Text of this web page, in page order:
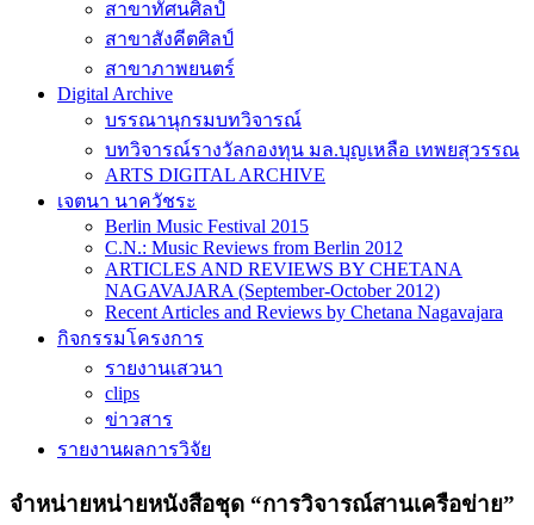
สาขาทัศนศิลป์
สาขาสังคีตศิลป์
สาขาภาพยนตร์
Digital Archive
บรรณานุกรมบทวิจารณ์
บทวิจารณ์รางวัลกองทุน มล.บุญเหลือ เทพยสุวรรณ
ARTS DIGITAL ARCHIVE
เจตนา นาควัชระ
Berlin Music Festival 2015
C.N.: Music Reviews from Berlin 2012
ARTICLES AND REVIEWS BY CHETANA
NAGAVAJARA (September-October 2012)
Recent Articles and Reviews by Chetana Nagavajara
กิจกรรมโครงการ
รายงานเสวนา
clips
ข่าวสาร
รายงานผลการวิจัย
จำหน่ายหน่ายหนังสือชุด “การวิจารณ์สานเครือข่าย”